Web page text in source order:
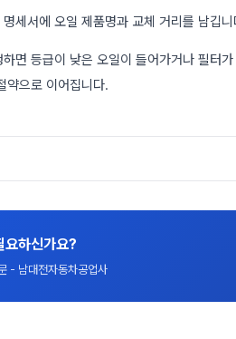
세서에 오일 제품명과 교체 거리를 남깁니
면 등급이 낮은 오일이 들어가거나 필터
약으로 이어집니다.
요하신가요?
- 남대전자동차공업사